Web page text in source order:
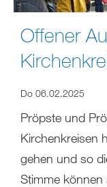
Offener
Do 06.02.2025
Pröpste und
Kirchenkreisen
gehen und so
Stimme können